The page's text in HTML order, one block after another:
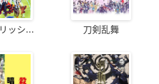
ッシ... 刀剣乱舞